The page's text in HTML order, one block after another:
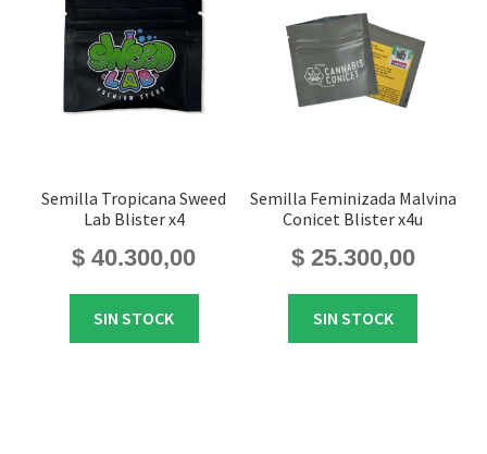
Semilla Tropicana Sweed
Lab Blister x4
$ 40.300,00
SIN STOCK
Semilla Feminizada Malvina
Conicet Blister x4u
$25.300,00
SIN STOCK